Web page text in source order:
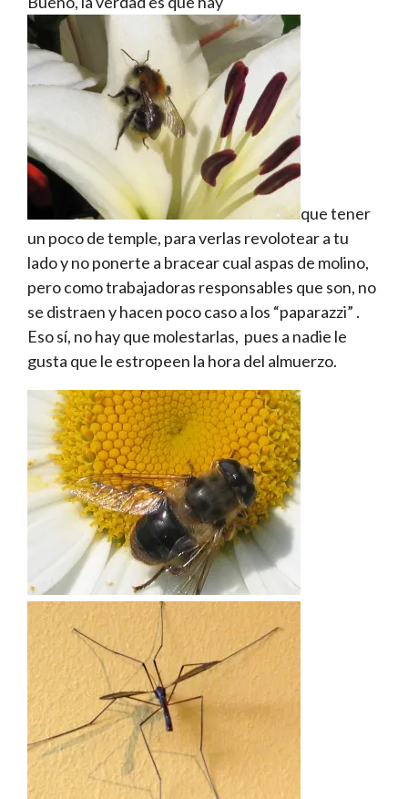
que tener
un poco de temple, para verlas revolotear a tu
lado y no ponerte a bracear cual aspas de molino,
pero como trabajadoras responsables que son, no
se distraen y hacen poco caso a los “paparazzi” .
Eso sí, no hay que molestarlas, pues a nadie le
gusta que le estropeen la hora del almuerzo.